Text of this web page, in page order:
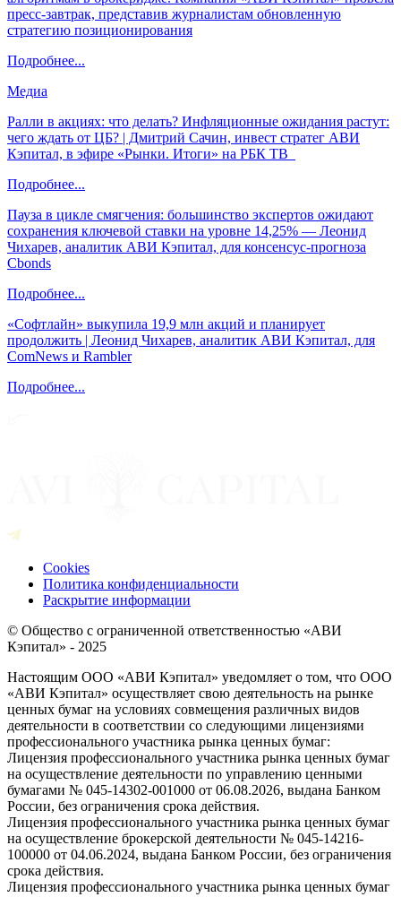
пресс-завтрак, представив журналистам обновленную
стратегию позиционирования
Подробнее...
Медиа
Ралли в акциях: что делать? Инфляционные ожидания растут:
чего ждать от ЦБ? | Дмитрий Сачин, инвест стратег АВИ
Кэпитал, в эфире «Рынки. Итоги» на РБК ТВ
Подробнее...
Пауза в цикле смягчения: большинство экспертов ожидают
сохранения ключевой ставки на уровне 14,25% — Леонид
Чихарев, аналитик АВИ Кэпитал, для консенсус-прогноза
Cbonds
Подробнее...
«Софтлайн» выкупила 19,9 млн акций и планирует
продолжить | Леонид Чихарев, аналитик АВИ Кэпитал, для
ComNews и Rambler
Подробнее...
Cookies
Политика конфиденциальности
Раскрытие информации
© Общество с ограниченной ответственностью «АВИ
Кэпитал» - 2025
Настоящим ООО «АВИ Кэпитал» уведомляет о том, что ООО
«АВИ Кэпитал» осуществляет свою деятельность на рынке
ценных бумаг на условиях совмещения различных видов
деятельности в соответствии со следующими лицензиями
профессионального участника рынка ценных бумаг:
Лицензия профессионального участника рынка ценных бумаг
на осуществление деятельности по управлению ценными
бумагами № 045-14302-001000 от 06.08.2026, выдана Банком
России, без ограничения срока действия.
Лицензия профессионального участника рынка ценных бумаг
на осуществление брокерской деятельности № 045-14216-
100000 от 04.06.2024, выдана Банком России, без ограничения
срока действия.
Лицензия профессионального участника рынка ценных бумаг